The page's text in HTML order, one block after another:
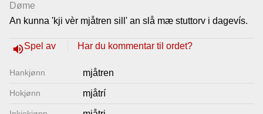
Døme
An kunna 'kji vèr mjåtren sill' an slå mæ stuttorv i dagevís.
volume_upSpel av Har du kommentar til ordet?
Hankjønn mjåtren
Hokjønn mjåtrí
Gjestebok
Nyhende
Lenkjer